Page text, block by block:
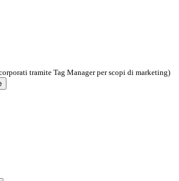
tramite Tag Manager per scopi di marketing)